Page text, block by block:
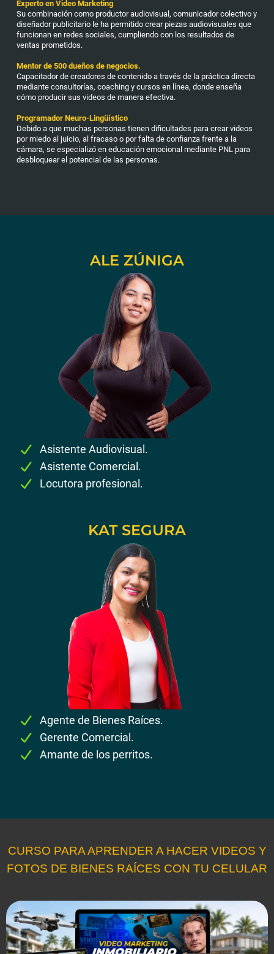
Experto en Video Marketing
Su combinación como productor audiovisual, comunicador colectivo y
diseñador publicitario le ha permitido crear piezas audiovisuales que
funcionan en redes sociales, cumpliendo con los resultados de
ventas prometidos.
Mentor de 500 dueños de negocios.
Capacitador de creadores de contenido a través de la práctica directa
mediante consultorías, coaching y cursos en línea, donde enseña
cómo producir sus videos de manera efectiva.
Programador Neuro-Lingüístico
Debido a que muchas personas tienen dificultades para crear videos
por miedo al juicio, al fracaso o por falta de confianza frente a la
cámara, se especializó en educación emocional mediante PNL para
desbloquear el potencial de las personas.
ALE ZÚNIGA
Asistente Audiovisual.
Asistente Comercial.
Locutora profesional.
KAT SEGURA
Agente de Bienes Raíces.
Gerente Comercial.
Amante de los perritos.
CURSO PARA APRENDER A HACER VIDEOS Y
FOTOS DE BIENES RAÍCES CON TU CELULAR